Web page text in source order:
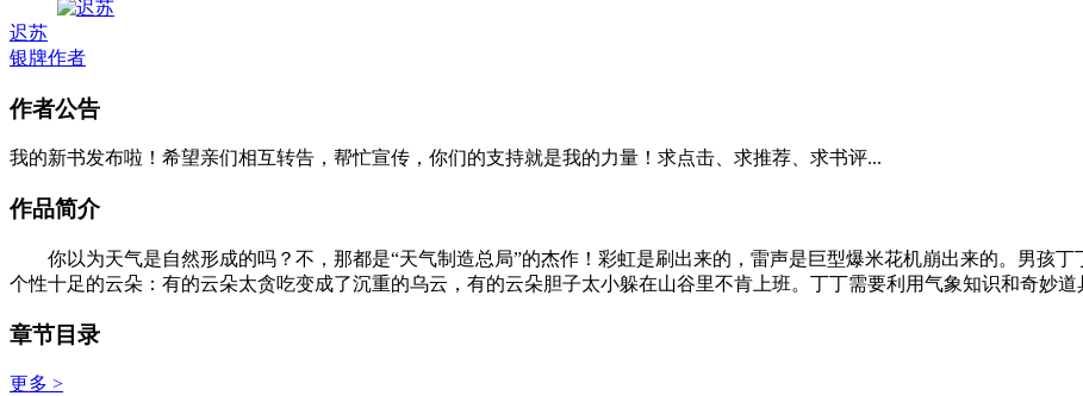
迟苏
银牌作者
作者公告
我的新书发布啦！希望亲们相互转告，帮忙宣传，你们的支持就是我的力量！求点击、求推荐、求书评...
作品简介
你以为天气是自然形成的吗？不，那都是“天气制造总局”的杰作！彩虹是刷出来的，雷声是巨型爆米花机崩出来的。男孩丁
个性十足的云朵：有的云朵太贪吃变成了沉重的乌云，有的云朵胆子太小躲在山谷里不肯上班。丁丁需要利用气象知识和奇妙道
章节目录
更多 >